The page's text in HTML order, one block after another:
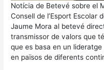
Notícia de Betevé sobre el
Consell de l’Esport Escolar
Jaume Mora al betevé
transmissor de valors que
que es basa en un lideratge
en països de diferents